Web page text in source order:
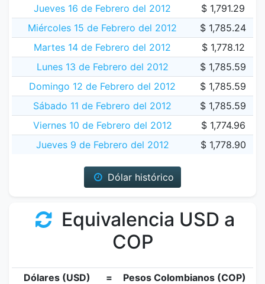
Jueves 16 de Febrero del 2012
$ 1,791.29
Miércoles 15 de Febrero del 2012
$ 1,785.24
Martes 14 de Febrero del 2012
$ 1,778.12
Lunes 13 de Febrero del 2012
$ 1,785.59
Domingo 12 de Febrero del 2012
$ 1,785.59
Sábado 11 de Febrero del 2012
$ 1,785.59
Viernes 10 de Febrero del 2012
$ 1,774.96
Jueves 9 de Febrero del 2012
$ 1,778.90
Dólar histórico
Equivalencia USD a
COP
Dólares (USD) =
Pesos Colombianos (COP)